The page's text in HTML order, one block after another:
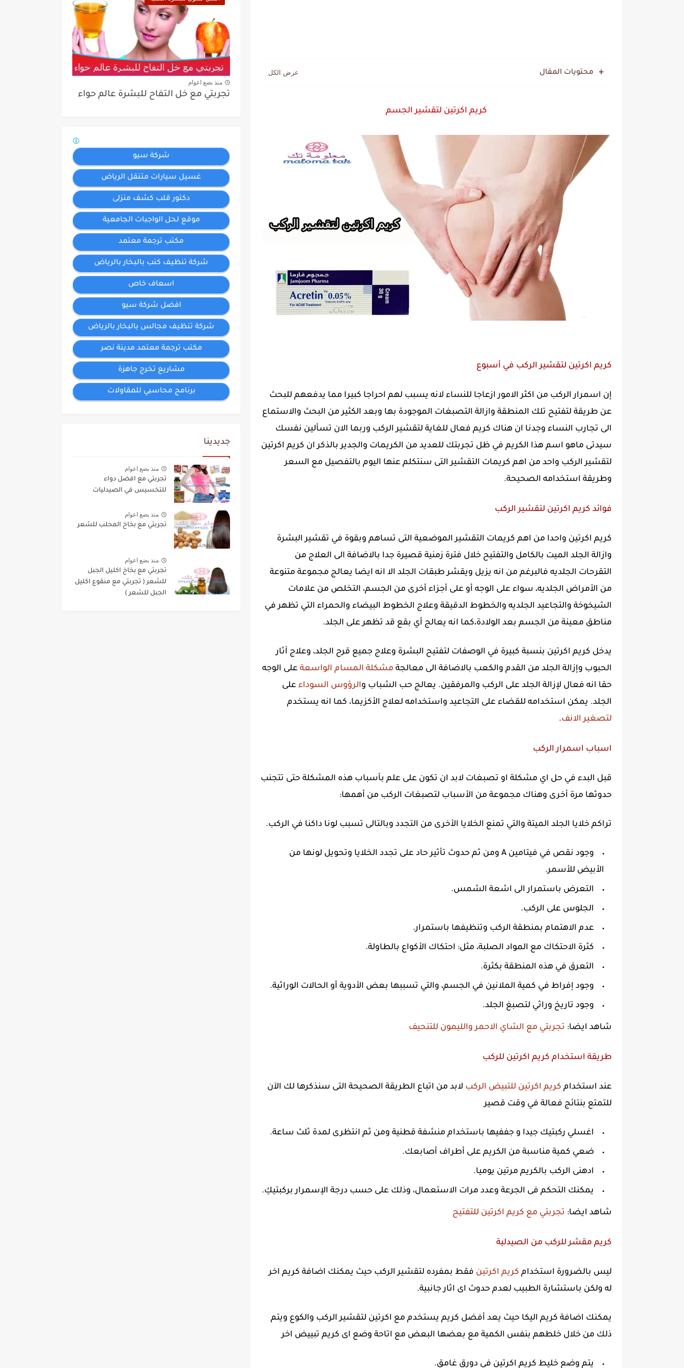
محتويات المقال
كريم اكرتين لتقشير الجسم
كريم اكرتين لتقشير الركب في أسبوع
إن اسمرار الركب من اكثر الامور ازعاجا للنساء لانه يسبب لهم احراجا كبيرا مما يدفعهم للبحث
عن طريقة لتفتيح تلك المنطقة وازالة التصبغات الموجودة بها وبعد الكثير من البحث والاستماع
الى تجارب النساء وجدنا ان هناك كريم فعال للغاية لتقشير الركب وربما الان تسألين نفسك
سيدتى ماهو اسم هذا الكريم في ظل تجربتك للعديد من الكريمات والجدير بالذكر ان كريم اكرتين
لتقشير الركب واحد من اهم كريمات التقشير التى سنتكلم عنها اليوم بالتفصيل مع السعر
وطريقة استخدامه الصحيحة.
فوائد كريم اكرتين لتقشير الركب
كريم اكرتين واحدا من اهم كريمات التقشير الموضعية التى تساهم وبقوة في تقشير البشرة
وازالة الجلد الميت بالكامل والتفتيح خلال فترة زمنية قصيرة جدا بالاضافة الى العلاج من
التقرحات الجلديه فالبرغم من انه يزيل ويقشر طبقات الجلد الا انه ايضا يعالج مجموعة متنوعة
من الأمراض الجلديه، سواء على الوجه أو على أجزاء أخرى من الجسم، التخلص من علامات
الشيخوخة والتجاعيد الجلديه والخطوط الدقيقة وعلاج الخطوط البيضاء والحمراء التي تظهر في
مناطق معينة من الجسم بعد الولادة،كما انه يعالج أي بقع قد تظهر على الجلد.
يدخل كريم اكرتين بنسبة كبيرة في الوصفات لتفتيح البشرة وعلاج جميع قرح الجلد، وعلاج آثار
الحبوب وإزالة الجلد من القدم والكعب بالاضافة الى معالجة مشكلة المسام الواسعة على الوجه
حقا انه فعال لإزالة الجلد على الركب والمرفقين. يعالج حب الشباب والرؤوس السوداء على
الجلد. يمكن استخدامه للقضاء على التجاعيد واستخدامه لعلاج الأكزيما، كما انه يستخدم
لتصغير الانف.
اسباب اسمرار الركب
قبل البدء في حل اي مشكلة او تصبغات لابد ان تكون على علم بأسباب هذه المشكلة حتى تتجنب
حدوثها مرة أخرى وهناك مجموعة من الأسباب لتصبغات الركب من أهمها:
تراكم خلايا الجلد الميتة والتي تمنع الخلايا الأخرى من التجدد وبالتالى تسبب لونا داكنا في الركب.
وجود نقص في فيتامين A ومن ثم حدوث تأثير حاد على تجدد الخلايا وتحويل لونها من
الأبيض للأسمر.
التعرض باستمرار الى اشعة الشمس.
الجلوس على الركب.
عدم الاهتمام بمنطقة الركب وتنظيفها باستمرار.
كثرة الاحتكاك مع المواد الصلبة، مثل: احتكاك الأكواع بالطاولة.
التعرق في هذه المنطقة بكثرة.
وجود إفراط في كمية الملانين في الجسم، والتي تسببها بعض الأدوية أو الحالات الوراثية.
وجود تاريخ وراثي لتصبغ الجلد.
شاهد ايضا: تجربتي مع الشاي الاحمر والليمون للتنحيف
طريقة استخدام كريم اكرتين للركب
عند استخدام كريم اكرتين للتبيض الركب لابد من اتباع الطريقة الصحيحة التى سنذكرها لك الآن
للتمتع بنتائج فعالة في وقت قصير
اغسلي ركبتيك جيدا و جففيها باستخدام منشفة قطنية ومن ثم انتظرى لمدة ثلث ساعة.
ضعي كمية مناسبة من الكريم على أطراف أصابعك.
ادهنى الركب بالكريم مرتين يوميا.
يمكنك التحكم فى الجرعة وعدد مرات الاستعمال، وذلك على حسب درجة الإسمرار بركبتيكِ.
شاهد ايضا: تجربتي مع كريم اكرتين للتفتيح
كريم مقشر للركب من الصيدلية
ليس بالضرورة استخدام كريم اكرتين فقط بمفرده لتقشير الركب حيث يمكنك اضافة كريم اخر
له ولكن باستشارة الطبيب لعدم حدوث اى اثار جانبية.
يمكنك اضافة كريم اليكا حيث يعد أفضل كريم يستخدم مع اكرتين لتقشير الركب والكوع ويتم
ذلك من خلال خلطهم بنفس الكمية مع بعضها البعض مع اتاحة وضع اى كريم تبييض اخر
يتم وضع خليط كريم اكرتين في دورق غامق.
منذ بضع اعوام
تجربتي مع خل التفاح للبشرة عالم حواء
شركة سيو
غسيل سيارات متنقل الرياض
دكتور قلب كشف منزلى
موقع لحل الواجبات الجامعية
مكتب ترجمة معتمد
شركة تنظيف كنب بالبخار بالرياض
اسعاف خاص
افضل شركة سيو
شركة تنظيف مجالس بالبخار بالرياض
مكتب ترجمة معتمد مدينة نصر
مشاريع تخرج جاهزة
برنامج محاسبي للمقاولات
جديدينا
منذ بضع اعوام
تجربتي مع افضل دواء
للتخسيس في الصيدليات
منذ بضع اعوام
تجربتي مع بخاخ المحلب للشعر
منذ بضع اعوام
تجربتي مع بخاخ اكليل الجبل
للشعر ( تجربتي مع منقوع اكليل
الجبل للشعر )